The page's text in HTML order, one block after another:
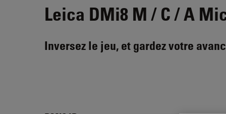
Leica DMi8 M / C / A
Inversez le jeu, et gardez votre